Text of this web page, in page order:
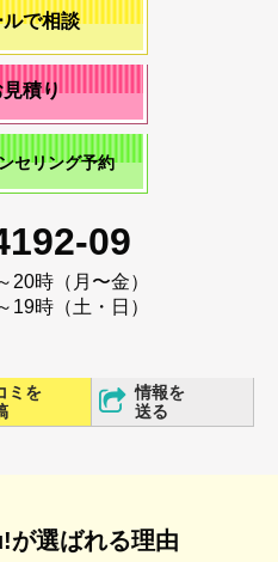
で相談
積り
セリング予約
09
20時（月〜金）
19時（土・日）
ミを
情報を
送る
選ばれる理由